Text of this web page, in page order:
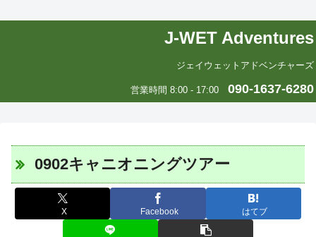
J-WET Adventures
ジェイウェットアドベンチャーズ
営業時間 8:00 - 17:00 090-1637-6280
0902キャニオニングツアー
X Facebook はてブ